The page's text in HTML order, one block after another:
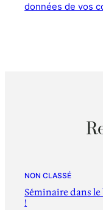
données de vos
NON CLASSÉ
Séminaire dans
!